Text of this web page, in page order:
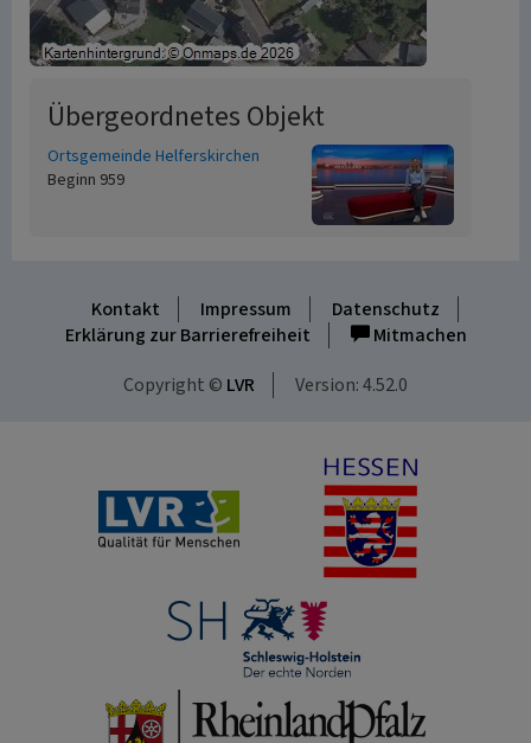
Übergeordnetes Objekt
Ortsgemeinde Helferskirchen
Beginn 959
Kontakt Impressum
Datenschutz
Erklärung zur Barrierefreiheit
Mitmachen
Copyright © LVR Version: 4.52.0